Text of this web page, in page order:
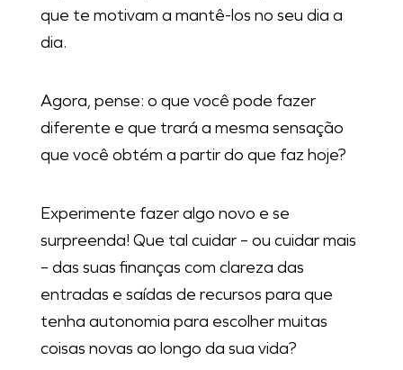
que te motivam a mantê-los no seu dia a
dia.
Agora, pense: o que você pode fazer
diferente e que trará a mesma sensação
que você obtém a partir do que faz hoje?
Experimente fazer algo novo e se
surpreenda! Que tal cuidar – ou cuidar mais
– das suas finanças com clareza das
entradas e saídas de recursos para que
tenha autonomia para escolher muitas
coisas novas ao longo da sua vida?